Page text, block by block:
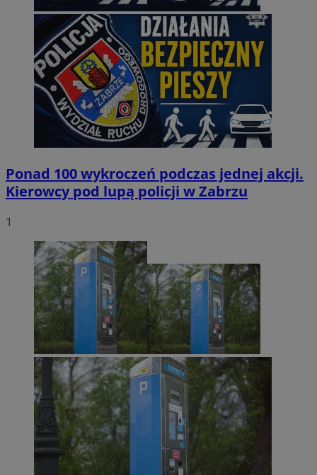
Ponad 100 wykroczeń podczas jednej akcji.
Kierowcy pod lupą policji w Zabrzu
1